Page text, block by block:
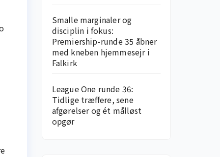
Smalle marginaler og
disciplin i fokus:
Premiership-runde 35 åbner
med kneben hjemme­sejr i
Falkirk
League One runde 36:
Tidlige træffere, sene
afgørelser og ét målløst
opgør